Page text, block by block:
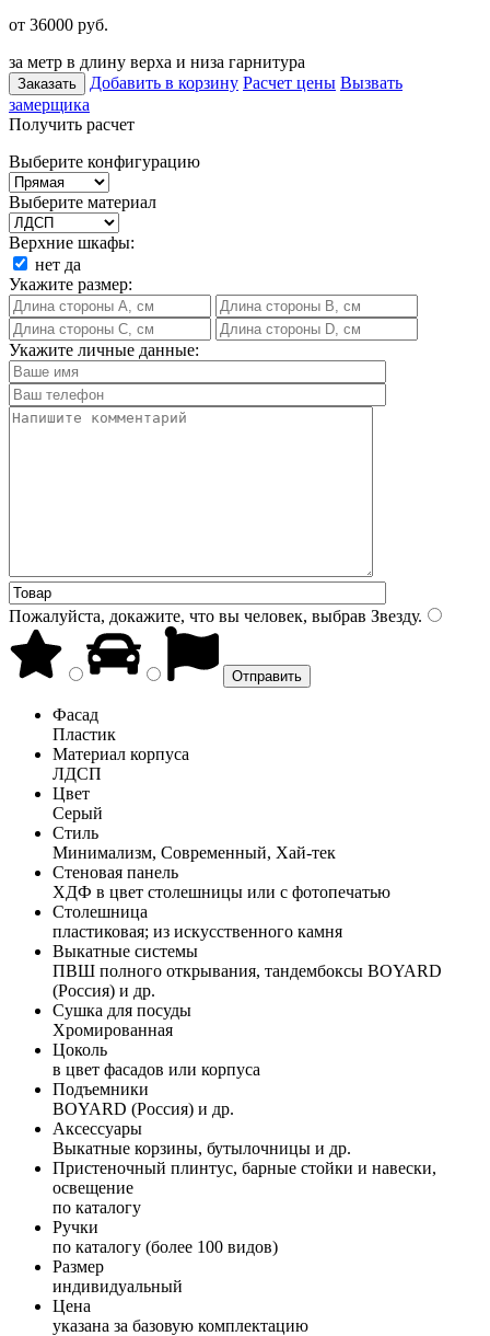
от 36000 руб.
за метр в длину верха и низа гарнитура
Заказать Добавить в корзину Расчет цены Вызвать
замерщика
Получить расчет
Выберите конфигурацию
Выберите материал
Верхние шкафы:
нет да
Укажите размер:
Укажите личные данные:
Пожалуйста, докажите, что вы человек, выбрав Звезду.
Фасад
Пластик
Материал корпуса
ЛДСП
Цвет
Серый
Стиль
Минимализм, Современный, Хай-тек
Стеновая панель
ХДФ в цвет столешницы или с фотопечатью
Столешница
пластиковая; из искусственного камня
Выкатные системы
ПВШ полного открывания, тандембоксы BOYARD
(Россия) и др.
Сушка для посуды
Хромированная
Цоколь
в цвет фасадов или корпуса
Подъемники
BOYARD (Россия) и др.
Аксессуары
Выкатные корзины, бутылочницы и др.
Пристеночный плинтус, барные стойки и навески,
освещение
по каталогу
Ручки
по каталогу (более 100 видов)
Размер
индивидуальный
Цена
указана за базовую комплектацию